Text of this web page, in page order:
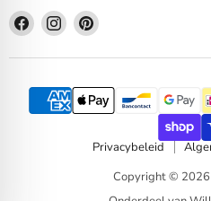
Vind
ons
op
Vind
ons
op
Vind
op
Privacybeleid
Copyright ©